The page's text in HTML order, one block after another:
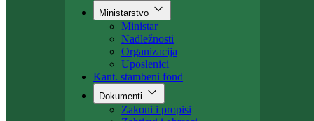
Obavještenja
Javne rasprave
Projekti
Ministarstvo
Ministar
Nadležnosti
Organizacija
Uposlenici
Kant. stambeni fond